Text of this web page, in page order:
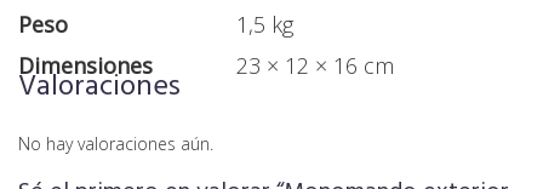
Peso
1,5 kg
Dimensiones
23 × 12 × 16 cm
Valoraciones
No hay valoraciones aún.